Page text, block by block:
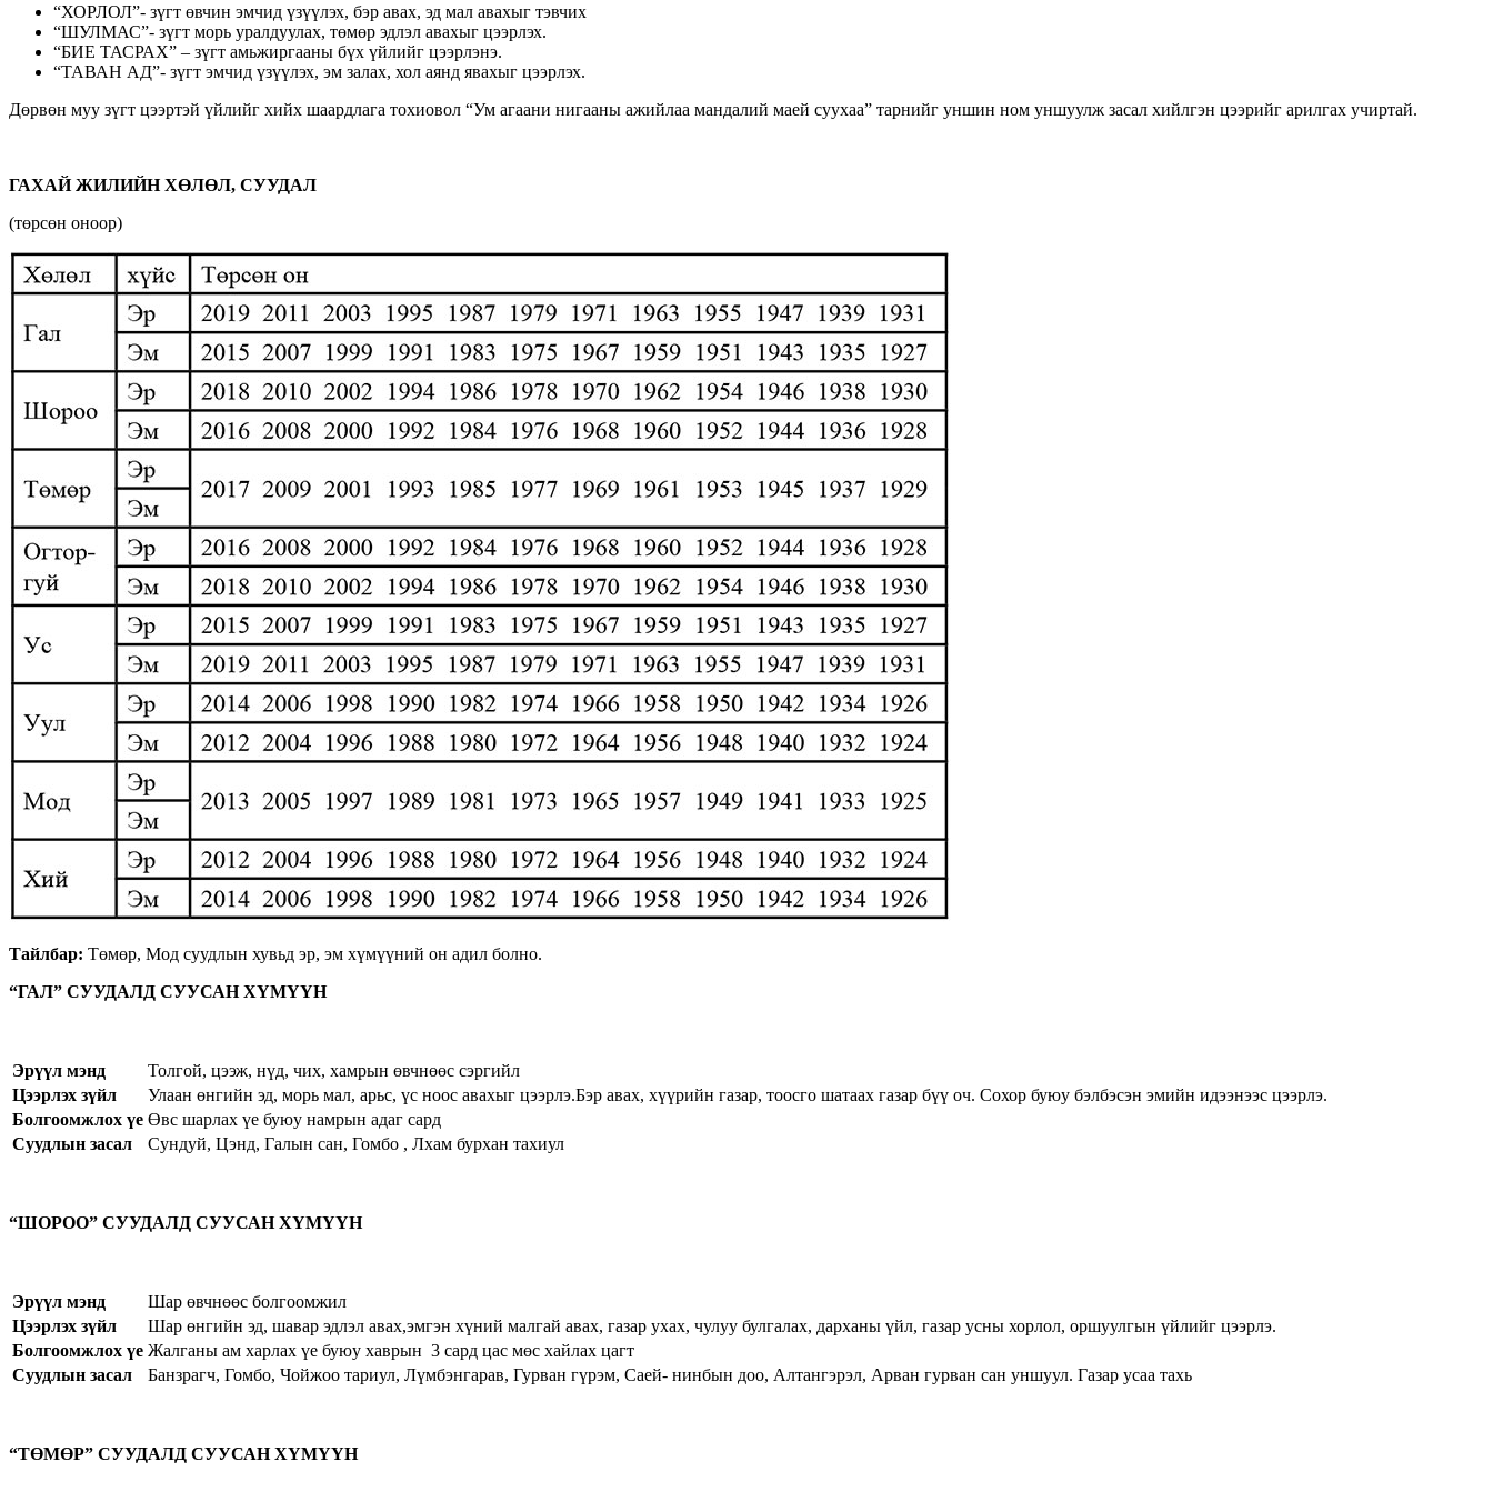
“ХОРЛОЛ”- зүгт өвчин эмчид үзүүлэх, бэр авах, эд мал авахыг тэвчих
“ШУЛМАС”- зүгт морь уралдуулах, төмөр эдлэл авахыг цээрлэх.
“БИЕ ТАСРАХ” – зүгт амьжиргааны бүх үйлийг цээрлэнэ.
“ТАВАН АД”- зүгт эмчид үзүүлэх, эм залах, хол аянд явахыг цээрлэх.
Дөрвөн муу зүгт цээртэй үйлийг хийх шаардлага тохиовол “Ум агаани нигааны ажийлаа мандалий маей суухаа” тарнийг уншин ном уншуулж засал хийлгэн цээрийг арилгах учиртай.
ГАХАЙ ЖИЛИЙН ХӨЛӨЛ, СУУДАЛ
(төрсөн оноор)
Тайлбар: Төмөр, Мод суудлын хувьд эр, эм хүмүүний он адил болно.
“ГАЛ” СУУДАЛД СУУСАН ХҮМҮҮН
Эрүүл мэнд
Толгой, цээж, нүд, чих, хамрын өвчнөөс сэргийл
Цээрлэх зүйл
Улаан өнгийн эд, морь мал, арьс, үс ноос авахыг цээрлэ.Бэр авах, хүүрийн газар, тоосго шатаах газар бүү оч. Сохор буюу бэлбэсэн эмийн идээнээс цээрлэ.
Болгоомжлох үе Өвс шарлах үе буюу намрын адаг сард
Суудлын засал
Сундуй, Цэнд, Галын сан, Гомбо , Лхам бурхан тахиул
“ШОРОО” СУУДАЛД СУУСАН ХҮМҮҮН
Эрүүл мэнд
Шар өвчнөөс болгоомжил
Цээрлэх зүйл
Шар өнгийн эд, шавар эдлэл авах,эмгэн хүний малгай авах, газар ухах, чулуу булгалах, дарханы үйл, газар усны хорлол, оршуулгын үйлийг цээрлэ.
Болгоомжлох үе Жалганы ам харлах үе буюу хаврын 3 сард цас мөс хайлах цагт
Суудлын засал
Банзрагч, Гомбо, Чойжоо тариул, Лүмбэнгарав, Гурван гүрэм, Саей- нинбын доо, Алтангэрэл, Арван гурван сан уншуул. Газар усаа тахь
“ТӨМӨР” СУУДАЛД СУУСАН ХҮМҮҮН